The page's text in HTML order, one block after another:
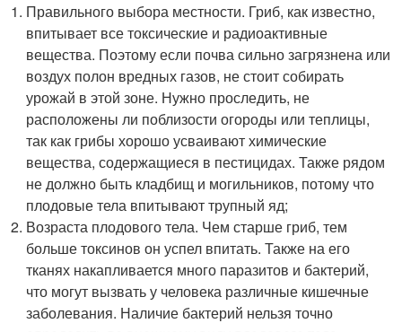
Правильного выбора местности. Гриб, как известно,
впитывает все токсические и радиоактивные
вещества. Поэтому если почва сильно загрязнена или
воздух полон вредных газов, не стоит собирать
урожай в этой зоне. Нужно проследить, не
расположены ли поблизости огороды или теплицы,
так как грибы хорошо усваивают химические
вещества, содержащиеся в пестицидах. Также рядом
не должно быть кладбищ и могильников, потому что
плодовые тела впитывают трупный яд;
Возраста плодового тела. Чем старше гриб, тем
больше токсинов он успел впитать. Также на его
тканях накапливается много паразитов и бактерий,
что могут вызвать у человека различные кишечные
заболевания. Наличие бактерий нельзя точно